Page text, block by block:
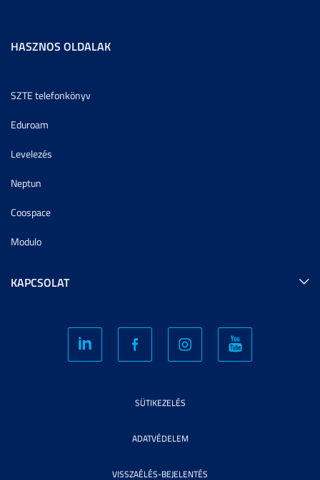
HASZNOS OLDALAK
SZTE telefonkönyv
Eduroam
Levelezés
Neptun
Coospace
Modulo
KAPCSOLAT
SÜTIKEZELÉS
ADATVÉDELEM
VISSZAÉLÉS-BEJELENTÉS